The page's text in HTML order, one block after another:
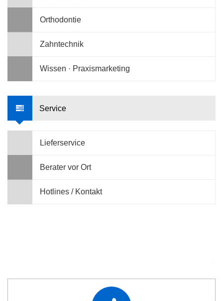
Orthodontie
Zahntechnik
Wissen · Praxismarketing
Service
Lieferservice
Berater vor Ort
Hotlines / Kontakt